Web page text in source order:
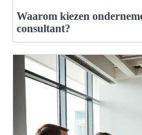
Waarom kiezen
consultant?